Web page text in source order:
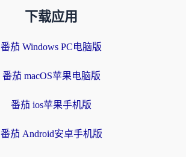
下载应用
番茄 Windows PC电脑版
番茄 macOS苹果电脑版
番茄 ios苹果手机版
番茄 Android安卓手机版